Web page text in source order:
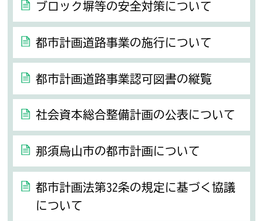
ブロック塀等の安全対策について
都市計画道路事業の施行について
都市計画道路事業認可図書の縦覧
社会資本総合整備計画の公表について
那須烏山市の都市計画について
都市計画法第32条の規定に基づく協議
について